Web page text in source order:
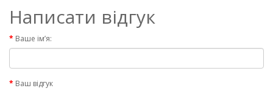
Написати відгук
Ваше ім’я:
Ваш відгук